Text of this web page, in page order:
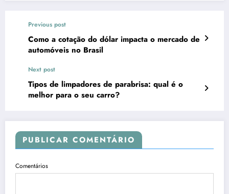
Previous post
Como a cotação do dólar impacta o mercado de
automóveis no Brasil
Next post
Tipos de limpadores de parabrisa: qual é o
melhor para o seu carro?
PUBLICAR COMENTÁRIO
Comentários